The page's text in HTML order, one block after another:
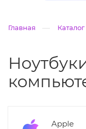
Главная — Каталог
Apple